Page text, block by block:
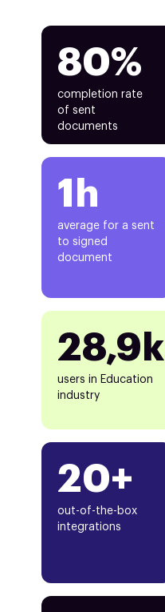
80%
completion rate
of sent
documents
1h
average for a sent
to signed
document
20+
out-of-the-box
integrations
28,9k
users in Education
industry